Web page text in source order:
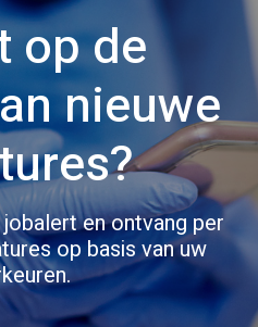
op de
nieuwe
en ontvang per
op basis van uw